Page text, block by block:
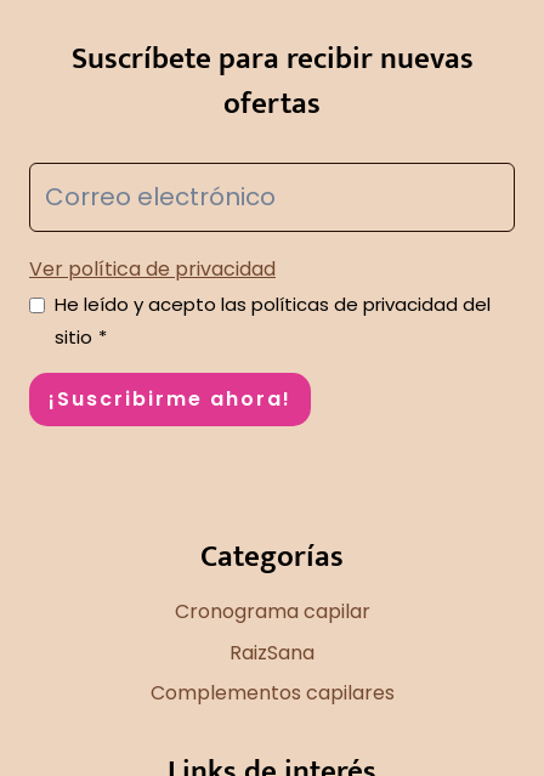
Suscríbete para recibir nuevas
ofertas
Ver política de privacidad
He leído y acepto las políticas de privacidad del
sitio *
¡Suscribirme ahora!
Categorías
Cronograma capilar
RaizSana
Complementos capilares